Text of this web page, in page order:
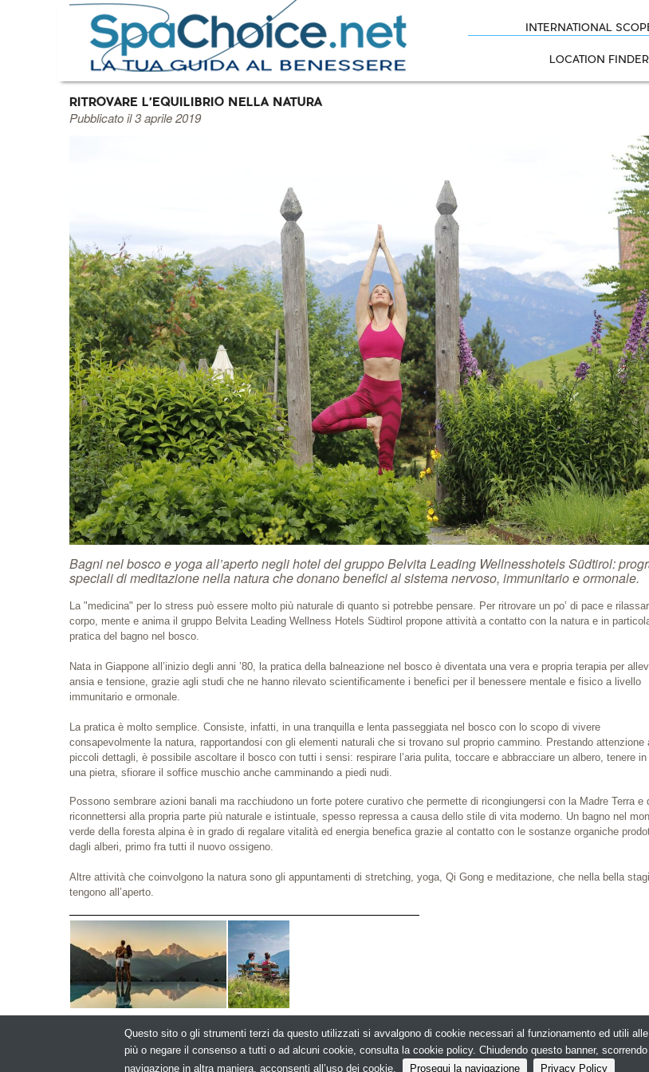
INTERNATIONAL
LOCATION FINDER
RITROVARE L’EQUILIBRIO NELLA NATURA
Pubblicato il 3 aprile 2019
Bagni nel bosco e yoga all’aperto negli hotel del gruppo Belvita Leading Wellnesshotels Südtirol:
speciali di meditazione nella natura che donano benefici al sistema nervoso, immunitario e ormonale.
La "medicina" per lo stress può essere molto più naturale di quanto si potrebbe pensare. Per ritrovare un po’ di pace e
corpo, mente e anima il gruppo Belvita Leading Wellness Hotels Südtirol propone attività a contatto con la natura e in
pratica del bagno nel bosco.
Nata in Giappone all’inizio degli anni ’80, la pratica della balneazione nel bosco è diventata una vera e propria terapia per
ansia e tensione, grazie agli studi che ne hanno rilevato scientificamente i benefici per il benessere mentale e fisico a livello
immunitario e ormonale.
La pratica è molto semplice. Consiste, infatti, in una tranquilla e lenta passeggiata nel bosco con lo scopo di vivere
consapevolmente la natura, rapportandosi con gli elementi naturali che si trovano sul proprio cammino. Prestando attenzione
piccoli dettagli, è possibile ascoltare il bosco con tutti i sensi: respirare l’aria pulita, toccare e abbracciare un albero, tenere in
una pietra, sfiorare il soffice muschio anche camminando a piedi nudi.
Possono sembrare azioni banali ma racchiudono un forte potere curativo che permette di ricongiungersi con la Madre Terra e
riconnettersi alla propria parte più naturale e istintuale, spesso repressa a causa dello stile di vita moderno. Un bagno nel
verde della foresta alpina è in grado di regalare vitalità ed energia benefica grazie al contatto con le sostanze organiche
dagli alberi, primo fra tutti il nuovo ossigeno.
Altre attività che coinvolgono la natura sono gli appuntamenti di stretching, yoga, Qi Gong e meditazione, che nella bella
tengono all’aperto.
© Copyright 2026. Spachoice.net - La tua Guida al Benessere - N.ro Iscrizione
Questo sito o gli strumenti terzi da questo utilizzati si avvalgono di cookie necessari al funzionamento ed utili
più o negare il consenso a tutti o ad alcuni cookie, consulta la cookie policy. Chiudendo questo banner,
navigazione in altra maniera, acconsenti all’uso dei cookie.
Prosegui la navigazione Privacy Policy